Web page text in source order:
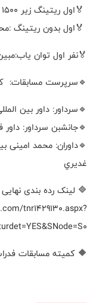
🏅اول ریتینگ زیر ۱۵۰۰ : امیرعباس وطن خواه
🏅اول بدون ریتینگ
🏅نفر اول توان
🔹سرپرست مسابقات:
🔹سرداور: داور بین
🔹جانشبن سرداور:
🔹داوران: محمد
غديري
🔷 لینک رده بندی
tnr1429130.aspx?
🔶 کمیته مسابقات